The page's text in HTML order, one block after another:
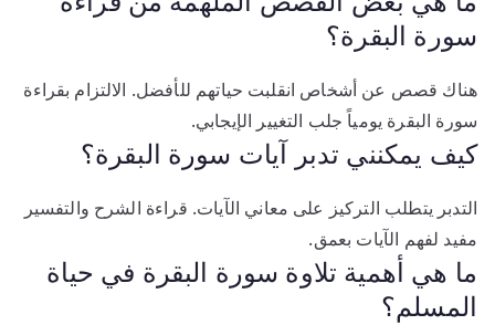
سورة البقرة؟
هناك قصص عن أشخاص انقلبت حياتهم للأفضل. الالتزام بقراءة
سورة البقرة يومياً جلب التغيير الإيجابي.
كيف يمكنني تدبر آيات سورة البقرة؟
التدبر يتطلب التركيز على معاني الآيات. قراءة الشرح والتفسير
مفيد لفهم الآيات بعمق.
ما هي أهمية تلاوة سورة البقرة في حياة
المسلم؟